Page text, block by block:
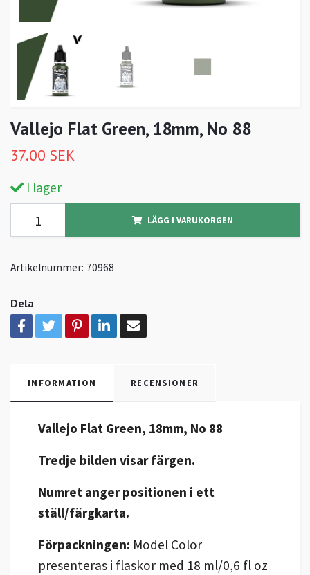
Vallejo Flat Green, 18mm, No 88
37.00 SEK
I lager
LÄGG I VARUKORGEN
Artikelnummer: 70968
Dela
INFORMATION RECENSIONER
Vallejo Flat Green, 18mm, No 88
Tredje bilden visar färgen.
Numret anger positionen i ett
ställ/färgkarta.
Förpackningen: Model Color
presenteras i flaskor med 18 ml/0,6 fl oz